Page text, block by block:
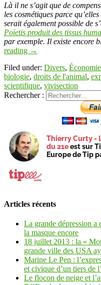
Là il ne s’agit que de
les cosmétiques parce
serait également possible de
Poïetis produit des tissus
par exemple. Il existe encore
reading →
Filed under: Divers, Économie
biologie, droits de l'animal,
scientifique, vivisection
Rechercher :
Thierry Curty -
du 21eest sur
Europe de Tip
Articles récents
La grande dépression a
la masque encore
18 juillet 2013 : la «
grande ville des USA
Marine Le Pen :
et civique d’un tiers de
Le flocon de neige et